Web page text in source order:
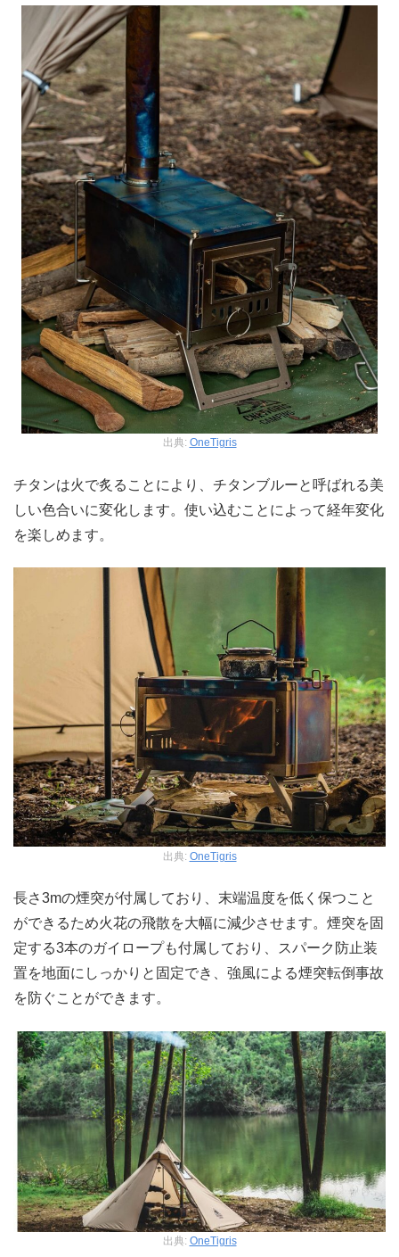
出典: OneTigris
チタンは火で炙ることにより、チタンブルーと呼ばれる美
しい色合いに変化します。使い込むことによって経年変化
を楽しめます。
出典: OneTigris
長さ3mの煙突が付属しており、末端温度を低く保つこと
ができるため火花の飛散を大幅に減少させます。煙突を固
定する3本のガイロープも付属しており、スパーク防止装
置を地面にしっかりと固定でき、強風による煙突転倒事故
を防ぐことができます。
出典: OneTigris